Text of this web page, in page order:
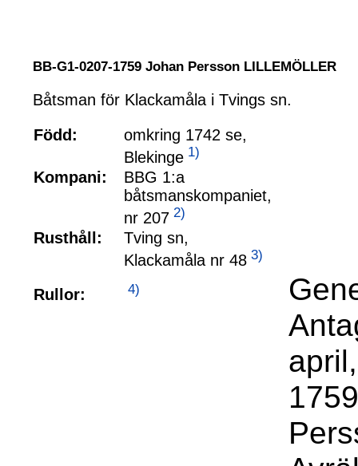
BB-G1-0207-1759 Johan Persson LILLEMÖLLER
Båtsman för Klackamåla i Tvings sn.
Född:
omkring 1742 se,
Blekinge 1)
Kompani:
BBG 1:a
båtsmanskompaniet,
nr 207 2)
Rusthåll:
Tving sn,
Klackamåla nr 48 3)
Rullor: 4)